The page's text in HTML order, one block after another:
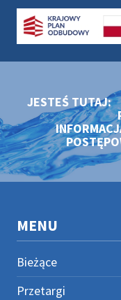
JESTEŚ TUTAJ:
MENU
Bieżące
Przetargi